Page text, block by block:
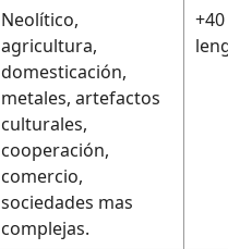
Neolítico,
agricultura,
domesticación,
metales, artefactos
culturales,
cooperación,
comercio,
sociedades mas
complejas.